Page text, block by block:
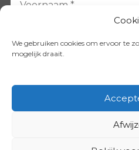
We gebruiken cookies om ervoor te
mogelijk draait.
VOLG ONS